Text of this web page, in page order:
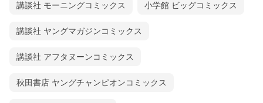
講談社 モーニングコミックス 小学館 ビッグコミックス
講談社 ヤングマガジンコミックス
講談社 アフタヌーンコミックス
秋田書店 ヤングチャンピオンコミックス